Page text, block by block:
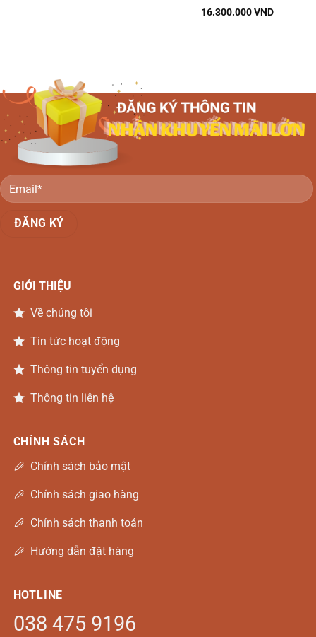
16.300.000VND
GIỚI THIỆU
Về chúng tôi
Tin tức hoạt động
Thông tin tuyển dụng
Thông tin liên hệ
CHÍNH SÁCH
Chính sách bảo mật
Chính sách giao hàng
Chính sách thanh toán
Hướng dẫn đặt hàng
HOTLINE
038 475 9196